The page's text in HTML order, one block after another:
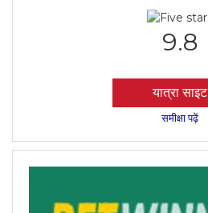
9.8
यात्रा साइट
समीक्षा पढ़ें